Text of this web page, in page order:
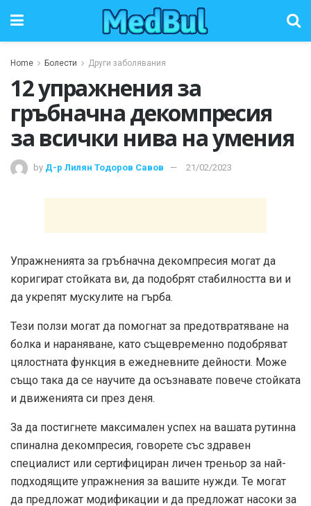
Home Болести Други заболявания
12 упражнения за
гръбначна декомпресия
за всички нива на умения
by Д-р Лилян Тодоров Савов 21/02/2023
Упражненията за гръбначна декомпресия могат да
коригират стойката ви, да подобрят стабилността ви и
да укрепят мускулите на гърба.
Тези ползи могат да помогнат за предотвратяване на
болка и нараняване, като същевременно подобряват
цялостната функция в ежедневните дейности. Може
също така да се научите да осъзнавате повече стойката
и движенията си през деня.
За да постигнете максимален успех на вашата рутинна
спинална декомпресия, говорете със здравен
специалист или сертифициран личен треньор за най-
подходящите упражнения за вашите нужди. Те могат
да предложат модификации и да предложат насоки за